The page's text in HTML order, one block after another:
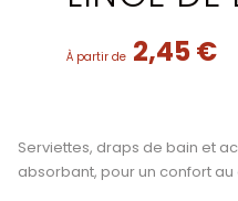
À partir de 2,45 €
Serviettes, draps de bain et
absorbant, pour un confort au